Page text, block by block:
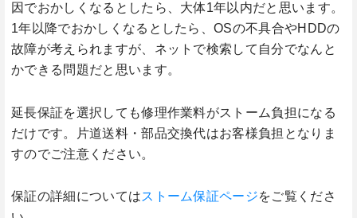
因でおかしくなるとしたら、大体1年以内だと思います。
1年以降でおかしくなるとしたら、OSの不具合やHDDの
故障が考えられますが、ネットで検索して自分でなんと
かできる問題だと思います。
延長保証を選択しても修理作業料がストーム負担になる
だけです。片道送料・部品交換代はお客様負担となりま
すのでご注意ください。
保証の詳細についてはストーム保証ページをご覧くださ